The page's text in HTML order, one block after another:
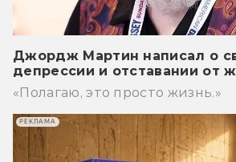
Джордж Мартин написал о
депрессии и отставании от
«Полагаю, это просто жизнь.»
РЕКЛАМА